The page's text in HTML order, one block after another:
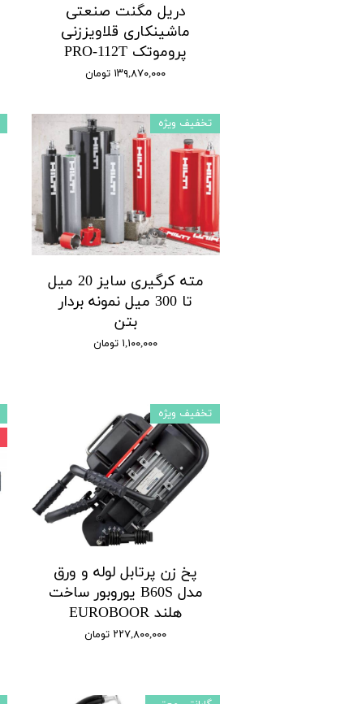
دریل مگنت صنعتی
ماشینکاری قلاویززنی
پروموتک PRO-112T
۱۳۹,۸۷۰,۰۰۰ تومان
مته کرگیری سایز 20 میل
تا 300 میل نمونه بردار
بتن
۱,۱۰۰,۰۰۰ تومان
تخفیف ویژه
پخ زن پرتابل لوله و ورق
مدل B60S یوروبور ساخت
هلند EUROBOOR
۲۲۷,۸۰۰,۰۰۰ تومان
تخفیف ویژه